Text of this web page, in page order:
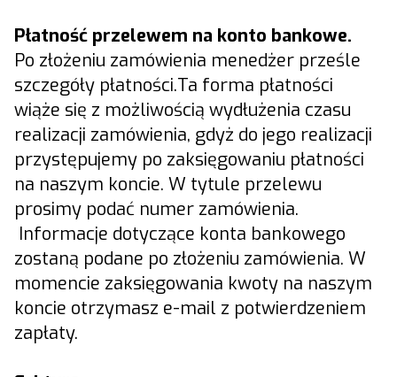
Płatność przelewem na konto bankowe.
Po złożeniu zamówienia menedżer prześle
szczegóły płatności.Ta forma płatności
wiąże się z możliwością wydłużenia czasu
realizacji zamówienia, gdyż do jego realizacji
przystępujemy po zaksięgowaniu płatności
na naszym koncie. W tytule przelewu
prosimy podać numer zamówienia.
Informacje dotyczące konta bankowego
zostaną podane po złożeniu zamówienia. W
momencie zaksięgowania kwoty na naszym
koncie otrzymasz e-mail z potwierdzeniem
zapłaty.